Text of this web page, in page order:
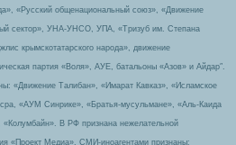
«Русский общенациональный союз», «Движение
сектор», УНА-УНСО, УПА, «Тризуб им. Степана
крымскотатарского народа», движение
партия «Воля», АУЕ, батальоны «Азов» и Айдар″.
«Движение Талибан», «Имарат Кавказ», «Исламское
«АУМ Синрике», «Братья-мусульмане», «Аль-Каида
«Колумбайн». В РФ признана нежелательной
«Проект Медиа». СМИ-иноагентами признаны: